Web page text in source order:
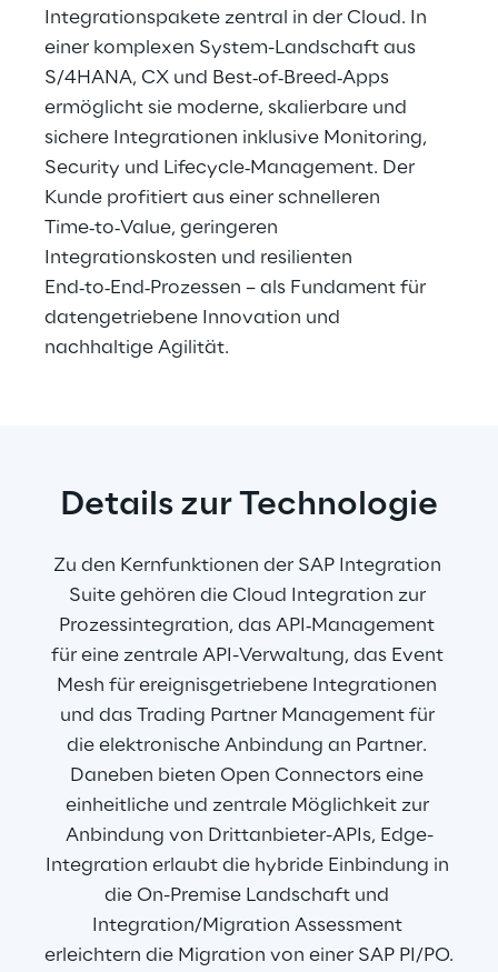
Integrationspakete zentral in der Cloud. In
einer komplexen System-Landschaft aus
S/4HANA, CX und Best‑of‑Breed‑Apps
ermöglicht sie moderne, skalierbare und
sichere Integrationen inklusive Monitoring,
Security und Lifecycle‑Management. Der
Kunde profitiert aus einer schnelleren
Time‑to‑Value, geringeren
Integrationskosten und resilienten
End‑to‑End‑Prozessen – als Fundament für
datengetriebene Innovation und
nachhaltige Agilität.
Details zur Technologie
Zu den Kernfunktionen der SAP Integration
Suite gehören die Cloud Integration zur
Prozessintegration, das API‑Management
für eine zentrale API-Verwaltung, das Event
Mesh für ereignisgetriebene Integrationen
und das Trading Partner Management für
die elektronische Anbindung an Partner.
Daneben bieten Open Connectors eine
einheitliche und zentrale Möglichkeit zur
Anbindung von Drittanbieter-APIs, Edge-
Integration erlaubt die hybride Einbindung in
die On-Premise Landschaft und
Integration/Migration Assessment
erleichtern die Migration von einer SAP PI/PO.